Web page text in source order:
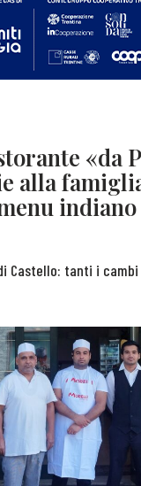
«da
alla
indiano
Castello: tanti i